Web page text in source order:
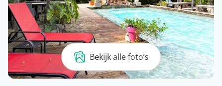
Bekijk alle foto’s